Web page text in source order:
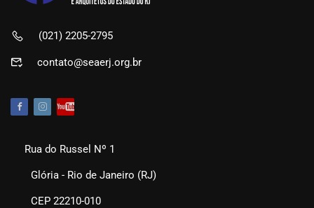
(021) 2205-2795
contato@seaerj.org.br
Rua do Russel Nº 1
Glória - Rio de Janeiro (RJ)
CEP 22210-010